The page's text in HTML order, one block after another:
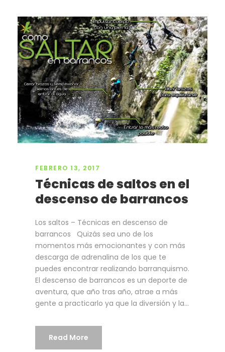
FEBRERO 13, 2017
Técnicas de saltos en el
descenso de barrancos
Los saltos – Técnicas en descenso de
barrancos Quizás sea uno de los
momentos más emocionantes y con más
descarga de adrenalina de los que te
puedes encontrar realizando barranquismo.
El descenso de barrancos es un deporte de
aventura, que año tras año, atrae a más
gente a practicarlo ya que la diversión y la...
Read More